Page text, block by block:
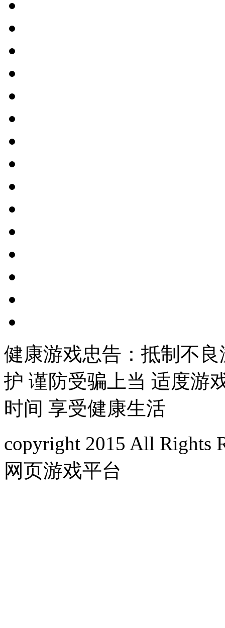
健康游戏忠告：抵制不
护 谨防受骗上当 适度游
时间 享受健康生活
copyright 2015 All Rights
网页游戏平台